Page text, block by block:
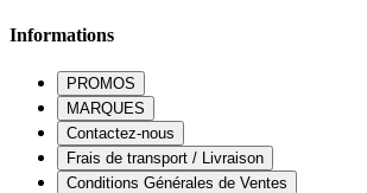
Informations
PROMOS
MARQUES
Contactez-nous
Frais de transport / Livraison
Conditions Générales de Ventes